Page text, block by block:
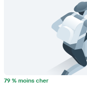
79 % moins cher